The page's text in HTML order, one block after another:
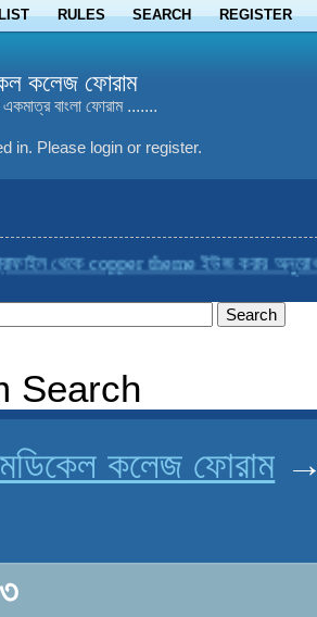
RULES SEARCH REGISTER
কলেজ ফোরাম
একমাত্র বাংলা ফোরাম .......
in. Please login or register.
থেকে copper theme ইউজ করার অনুরোধ করা
Search
কলেজ ফোরাম